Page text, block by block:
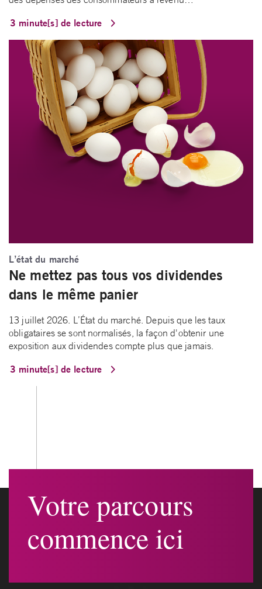
3 minute[s] de lecture
L’état du marché
Ne mettez pas tous vos dividendes
dans le même panier
13 juillet 2026. L’État du marché. Depuis que les taux
obligataires se sont normalisés, la façon d'obtenir une
exposition aux dividendes compte plus que jamais.
3 minute[s] de lecture
Votre parcours
commence ici